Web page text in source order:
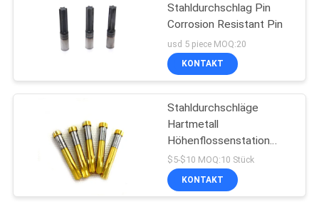
Stahldurchschlag Pin
Corrosion Resistant Pin
usd 5 piece MOQ:20
KONTAKT
Stahldurchschläge
Hartmetall
Höhenflossenstation
SKD11 Lochmatrize
gesetzte Stanznadel
$5-$10 MOQ:10 Stück
KONTAKT